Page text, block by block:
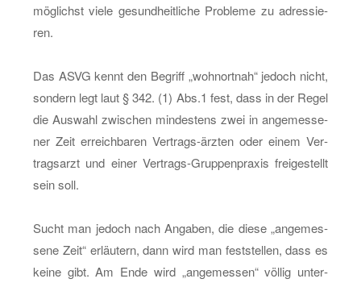
mög­lichst viele ge­sund­heit­li­che Pro­ble­me zu adres­sie­
ren.
Das ASVG kennt den Be­griff „wohn­ort­nah“ je­doch nicht,
son­dern legt laut § 342. (1) Abs.1 fest, dass in der Regel
die Aus­wahl zwi­schen min­des­tens zwei in an­ge­mes­se­
ner Zeit er­reich­ba­ren Ver­trags-ärz­ten oder einem Ver­
trags­arzt und einer Ver­trags-Grup­pen­pra­xis frei­ge­stellt
sein soll.
Sucht man je­doch nach An­ga­ben, die diese „an­ge­mes­
se­ne Zeit“ er­läu­tern, dann wird man fest­stel­len, dass es
keine gibt. Am Ende wird „an­ge­mes­sen“ völ­lig un­ter­